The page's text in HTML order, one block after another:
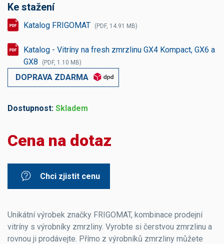
Ke stažení
Katalog FRIGOMAT (PDF, 14.91 MB)
Katalog - Vitríny na fresh zmrzlinu GX4 Kompact, GX6 a
GX8
(PDF, 1.10 MB)
DOPRAVA ZDARMA
Dostupnost: Skladem
Cena na dotaz
Chci zjistit cenu
Unikátní výrobek značky FRIGOMAT, kombinace prodejní
vitríny s výrobníky zmrzliny. Vyrobte si čerstvou zmrzlinu a
rovnou ji prodávejte. Přímo z výrobníků zmrzliny můžete